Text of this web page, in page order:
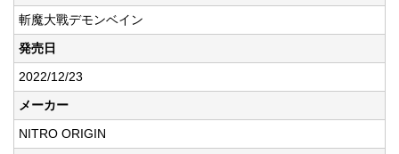
斬魔大戰デモンベイン
発売日
2022/12/23
メーカー
NITRO ORIGIN